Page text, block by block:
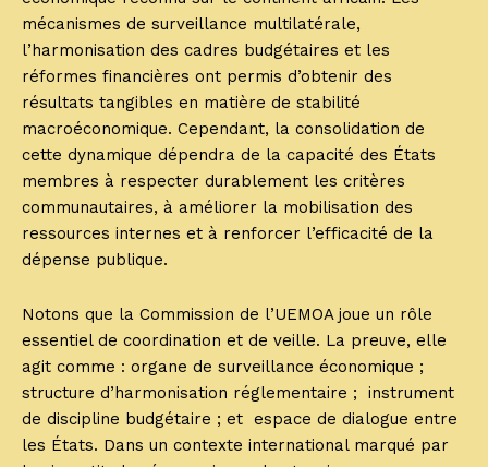
mécanismes de surveillance multilatérale,
l’harmonisation des cadres budgétaires et les
réformes financières ont permis d’obtenir des
résultats tangibles en matière de stabilité
macroéconomique. Cependant, la consolidation de
cette dynamique dépendra de la capacité des États
membres à respecter durablement les critères
communautaires, à améliorer la mobilisation des
ressources internes et à renforcer l’efficacité de la
dépense publique.
Notons que la Commission de l’UEMOA joue un rôle
essentiel de coordination et de veille. La preuve, elle
agit comme : organe de surveillance économique ;
structure d’harmonisation réglementaire ; instrument
de discipline budgétaire ; et espace de dialogue entre
les États. Dans un contexte international marqué par